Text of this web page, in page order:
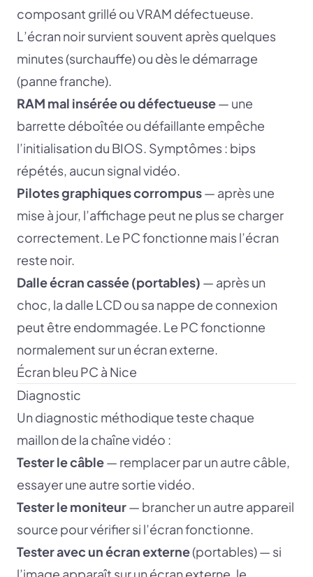
composant grillé ou VRAM défectueuse.
L’écran noir survient souvent après quelques
minutes (surchauffe) ou dès le démarrage
(panne franche).
RAM mal insérée ou défectueuse— une
barrette déboîtée ou défaillante empêche
l’initialisation du BIOS. Symptômes : bips
répétés, aucun signal vidéo.
Pilotes graphiques corrompus— après une
mise à jour, l’affichage peut ne plus se charger
correctement. Le PC fonctionne mais l’écran
reste noir.
Dalle écran cassée (portables) — après un
choc, la dalle LCD ou sa nappe de connexion
peut être endommagée. Le PC fonctionne
normalement sur un écran externe.
Écran bleu PC à Nice
Diagnostic
Un diagnostic méthodique teste chaque
maillon de la chaîne vidéo :
Tester le câble— remplacer par un autre câble,
essayer une autre sortie vidéo.
Tester le moniteur— brancher un autre appareil
source pour vérifier si l’écran fonctionne.
Tester avec un écran externe(portables) — si